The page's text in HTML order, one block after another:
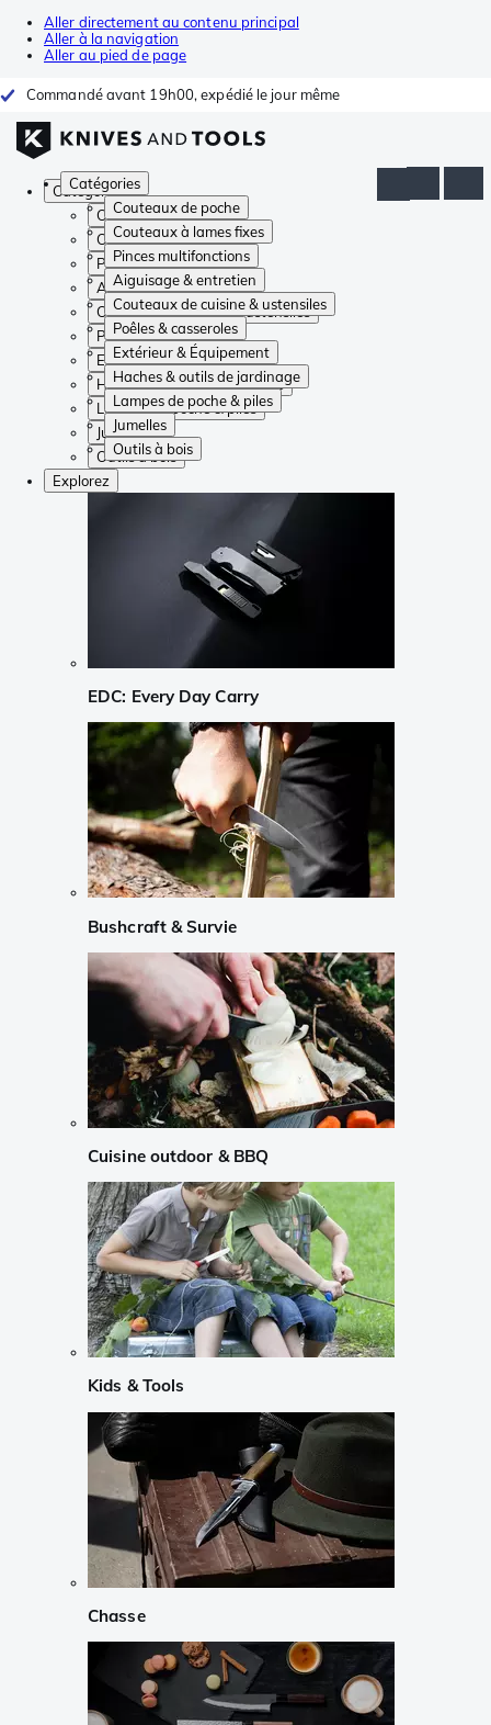
Aller directement au contenu principal
Aller à la navigation
Aller au pied de page
Commandé avant 19h00, expédié le jour même
Catégories
Couteaux de poche
Couteaux à lames fixes
Pinces multifonctions
Aiguisage & entretien
Couteaux de cuisine & ustensiles
Poêles & casseroles
Extérieur & Équipement
Haches & outils de jardinage
Lampes de poche & piles
Jumelles
Outils à bois
Catégories
Couteaux de poche
Couteaux à lames fixes
Pinces multifonctions
Aiguisage & entretien
Couteaux de cuisine & ustensiles
Poêles & casseroles
Extérieur & Équipement
Haches & outils de jardinage
Lampes de poche & piles
Jumelles
Outils à bois
Explorez
EDC: Every Day Carry
Bushcraft & Survie
Cuisine outdoor & BBQ
Kids & Tools
Chasse